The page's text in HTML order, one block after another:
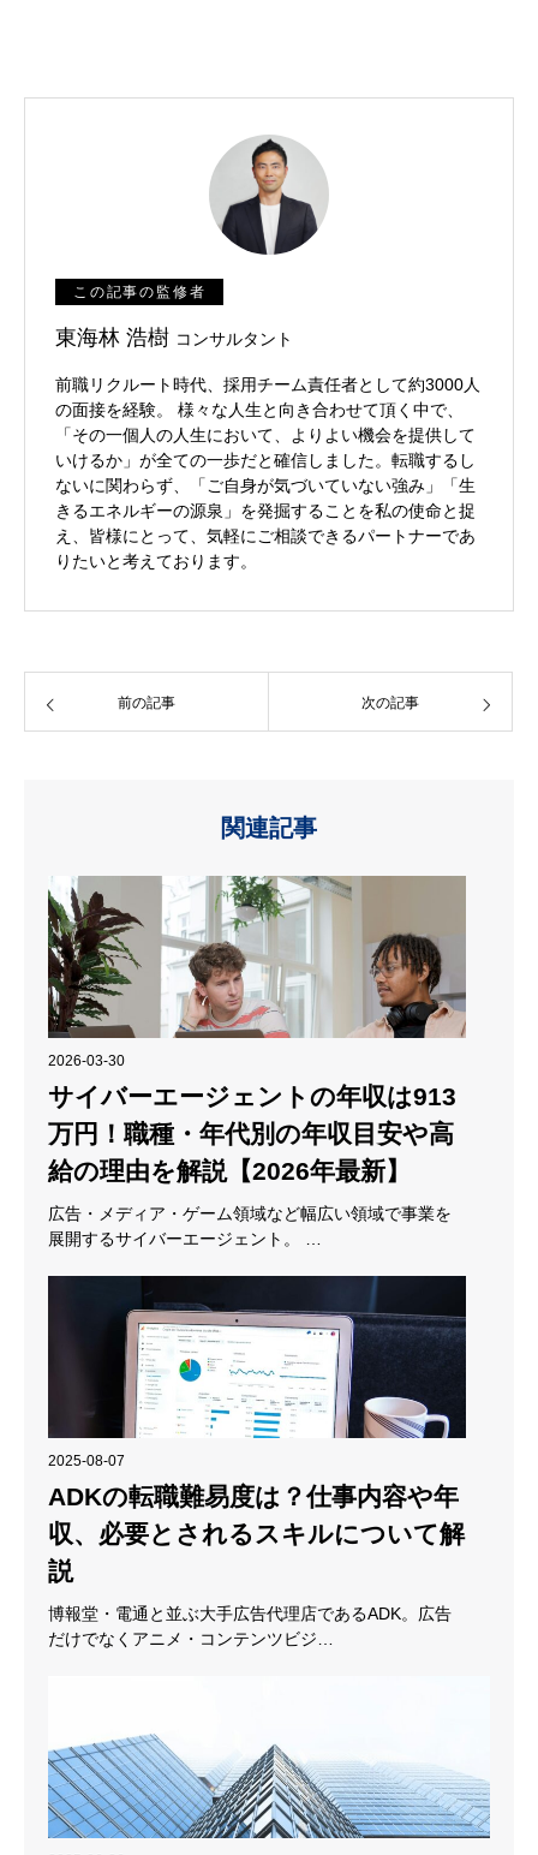
この記事の監修者
東海林 浩樹 コンサルタント
前職リクルート時代、採用チーム責任者として約3000人
の面接を経験。 様々な人生と向き合わせて頂く中で、
「その一個人の人生において、よりよい機会を提供して
いけるか」が全ての一歩だと確信しました。転職するし
ないに関わらず、「ご自身が気づいていない強み」「生
きるエネルギーの源泉」を発掘することを私の使命と捉
え、皆様にとって、気軽にご相談できるパートナーであ
りたいと考えております。
前の記事 次の記事
関連記事
2026-03-30
サイバーエージェントの年収は913
万円！職種・年代別の年収目安や高
給の理由を解説【2026年最新】
広告・メディア・ゲーム領域など幅広い領域で事業を
展開するサイバーエージェント。 …
2025-08-07
ADKの転職難易度は？仕事内容や年
収、必要とされるスキルについて解
説
博報堂・電通と並ぶ大手広告代理店であるADK。広告
だけでなくアニメ・コンテンツビジ…